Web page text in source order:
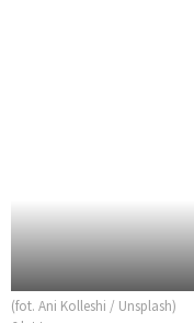
(fot. Ani Kolleshi / Unsplash)